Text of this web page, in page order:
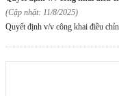
(Cập nhật: 11/8/2025)
Quyết định v/v công khai điều